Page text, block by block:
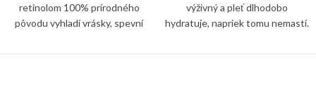
retinolom 100% prírodného
pôvodu vyhladí vrásky, spevní
výživný a pleť dlhodobo
hydratuje, napriek tomu nemastí.